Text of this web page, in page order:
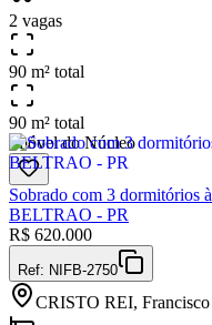
2 vagas
90 m² total
90 m² total
Imóvel do Núcleo
Sobrado com 3
BELTRAO - PR
R$ 620.000
Ref: NIFB-2750
CRISTO REI,